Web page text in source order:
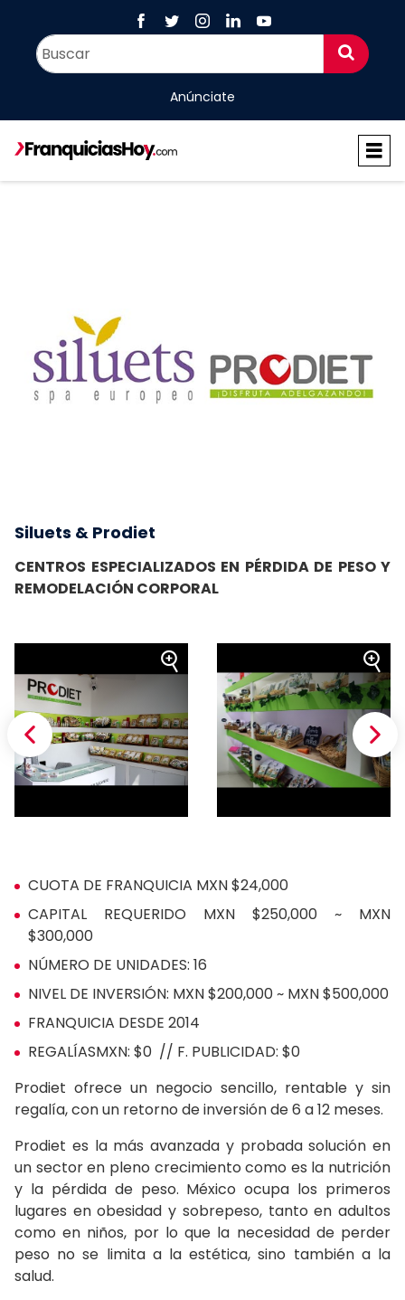
Anúnciate
Siluets & Prodiet
CENTROS ESPECIALIZADOS EN PÉRDIDA DE PESO Y
REMODELACIÓN CORPORAL
CUOTA DE FRANQUICIA MXN $24,000
CAPITAL REQUERIDO MXN $250,000 ~ MXN
$300,000
NÚMERO DE UNIDADES: 16
NIVEL DE INVERSIÓN: MXN $200,000 ~ MXN $500,000
FRANQUICIA DESDE 2014
REGALÍASMXN: $0 // F. PUBLICIDAD: $0
Prodiet ofrece un negocio sencillo, rentable y sin
regalía, con un retorno de inversión de 6 a 12 meses.
Prodiet es la más avanzada y probada solución en
un sector en pleno crecimiento como es la nutrición
y la pérdida de peso. México ocupa los primeros
lugares en obesidad y sobrepeso, tanto en adultos
como en niños, por lo que la necesidad de perder
peso no se limita a la estética, sino también a la
salud.